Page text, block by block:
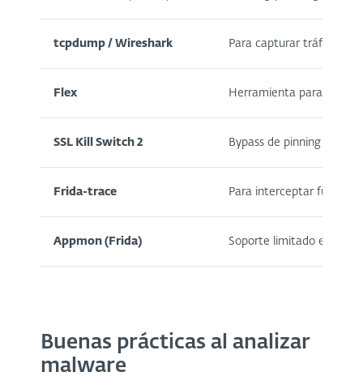
tcpdump / Wireshark Para capturar tráfico de
Flex Herramienta para
SSL Kill Switch 2 Bypass de pinning SSL en
Frida-trace Para interceptar
Appmon (Frida) Soporte limitado en iOS,
Buenas prácticas al analizar
malware